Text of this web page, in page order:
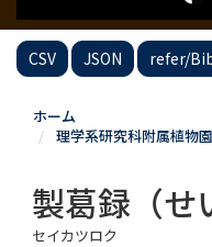
CSV JSON refer/
ホーム
理学系研究科附属植物
製葛録（せ
セイカツロク